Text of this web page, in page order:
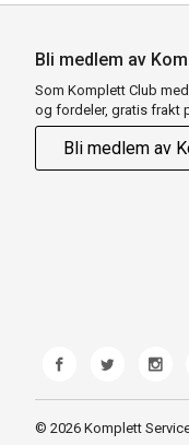
Bli medlem av
Som Komplett Club
og fordeler, gratis frakt
Bli medlem av
© 2026 Komplett